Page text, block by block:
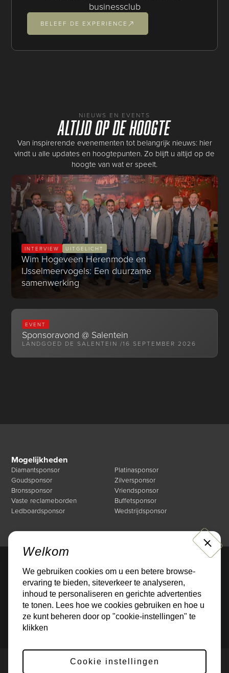
businessclub
BELEEF DE EXPERIENCE
NIEUWS EN EVENTS
Altijd op de hoogte
Van inspirerende evenementen tot belangrijk nieuws: hier
vindt u alle updates en hoogtepunten. Zo blijft u altijd op de
hoogte van wat er speelt.
INTERVIEW UITGELICHT
Wim Hogeveen Herenmode en
IJsselmeervogels: Een duurzame
samenwerking
EVENT
Sponsoravond @ Salentein
LANDGOED DE SALENTEIN /16 SEPTEMBER 2026
Mogelijkheden
Diamantsponsor
Platinasponsor
Goudsponsor
Zilversponsor
Bronssponsor
Vriendsponsor
Vaste reclameborden
Buffetsponsor
Ledboardsponsor
Wedstrijdsponsor
Direct naar
Mogelijkheden
Over de Businessclub
Nieuws
Events
Sponsoren
Contact
Privacybeleid
Cookies
Welkom
We gebruiken cookies om u een betere browse-
ervaring te bieden, siteverkeer te analyseren,
inhoud te personaliseren en gerichte advertenties
te tonen. Lees hoe we cookies gebruiken en hoe u
ze kunt beheren door op "cookie-instellingen" te
klikken
CLOSE
Cookie instellingen